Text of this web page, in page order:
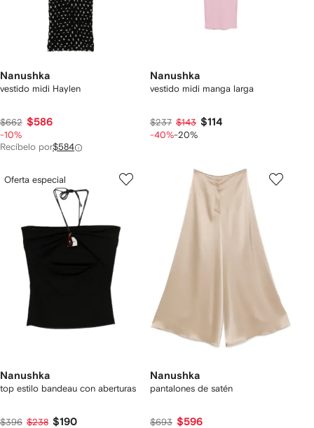
Nanushka
vestido midi Haylen
$662 $586
-10%
Recíbelo por$584
Nanushka
vestido midi manga larga
$237 $143 $114
-40%-20%
Oferta especial
Nanushka
top estilo bandeau con aberturas
$396 $238 $190
Nanushka
pantalones de satén
$693 $596